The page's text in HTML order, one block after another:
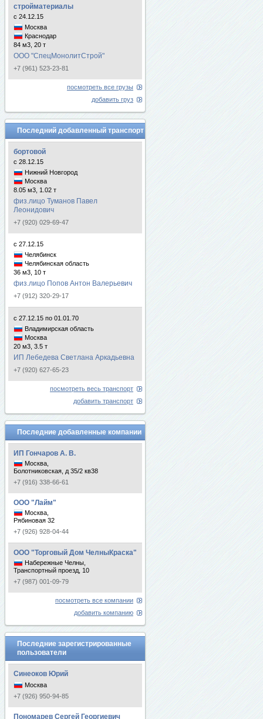
стройматериалы
с 24.12.15
Москва
Краснодар
84 м3, 20 т
ООО "СпецМонолитСтрой"
+7 (961) 523-23-81
посмотреть все грузы
добавить груз
Последний добавленный транспорт
бортовой
с 28.12.15
Нижний Новгород
Москва
8.05 м3, 1.02 т
физ.лицо Туманов Павел
Леонидович
+7 (920) 029-69-47
с 27.12.15
Челябинск
Челябинская область
36 м3, 10 т
физ.лицо Попов Антон Валерьевич
+7 (912) 320-29-17
с 27.12.15 по 01.01.70
Владимирская область
Москва
20 м3, 3.5 т
ИП Лебедева Светлана Аркадьевна
+7 (920) 627-65-23
посмотреть весь транспорт
добавить транспорт
Последние добавленные компании
ИП Гончаров А. В.
Москва,
Болотниковская, д 35/2 кв38
+7 (916) 338-66-61
ООО "Лайм"
Москва,
Рябиновая 32
+7 (926) 928-04-44
ООО "Торговый Дом ЧелныКраска"
Набережные Челны,
Транспортный проезд, 10
+7 (987) 001-09-79
посмотреть все компании
добавить компанию
Последние зарегистрированные
пользователи
Синеоков Юрий
Москва
+7 (926) 950-94-85
Пономарев Сергей Георгиевич